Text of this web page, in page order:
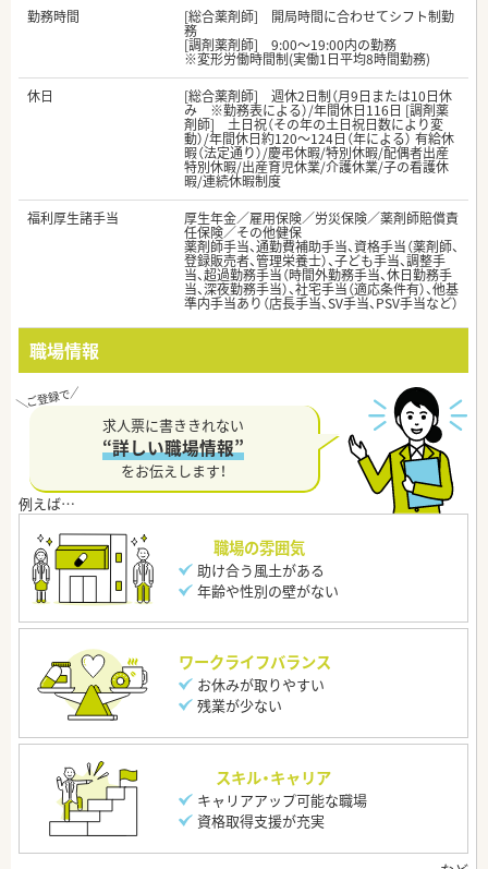
勤務時間
[総合薬剤師] 開局時間に合わせてシフト制勤
務
[調剤薬剤師] 9:00～19:00内の勤務
※変形労働時間制(実働1日平均8時間勤務)
休日
[総合薬剤師] 週休2日制（月9日または10日休
み ※勤務表による）/年間休日116日 [調剤薬
剤師] 土日祝（その年の土日祝日数により変
動）/年間休日約120～124日（年による） 有給休
暇（法定通り）/慶弔休暇/特別休暇/配偶者出産
特別休暇/出産育児休業/介護休業/子の看護休
暇/連続休暇制度
福利厚生諸手当
厚生年金／雇用保険／労災保険／薬剤師賠償責
任保険／その他健保
薬剤師手当、通勤費補助手当、資格手当（薬剤師、
登録販売者、管理栄養士）、子ども手当、調整手
当、超過勤務手当（時間外勤務手当、休日勤務手
当、深夜勤務手当）、社宅手当（適応条件有）、他基
準内手当あり（店長手当、SV手当、PSV手当など）
職場情報
求人票に書ききれない
“詳しい職場情報”
をお伝えします！
職場の雰囲気
助け合う風土がある
年齢や性別の壁がない
ワークライフバランス
お休みが取りやすい
残業が少ない
スキル・キャリア
キャリアアップ可能な職場
資格取得支援が充実